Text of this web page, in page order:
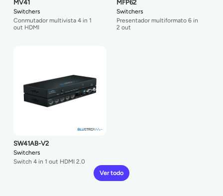
MV41
Switchers
Conmutador multivista 4 in 1
out HDMI
MFP62
Switchers
Presentador multiformato 6 in
2 out
SW41AB-V2
Switchers
Switch 4 in 1 out HDMI 2.0
Ver todo